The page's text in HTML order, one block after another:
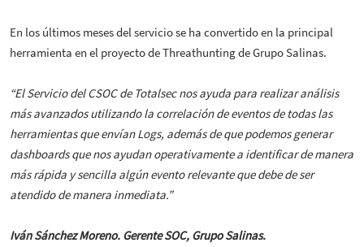
En los últimos meses del servicio se ha convertido en la principal
herramienta en el proyecto de Threathunting de Grupo Salinas.
“El Servicio del CSOC de Totalsec nos ayuda para realizar análisis
más avanzados utilizando la correlación de eventos de todas las
herramientas que envían Logs, además de que podemos generar
dashboards que nos ayudan operativamente a identificar de manera
más rápida y sencilla algún evento relevante que debe de ser
atendido de manera inmediata.”
Iván Sánchez Moreno. Gerente SOC, Grupo Salinas.